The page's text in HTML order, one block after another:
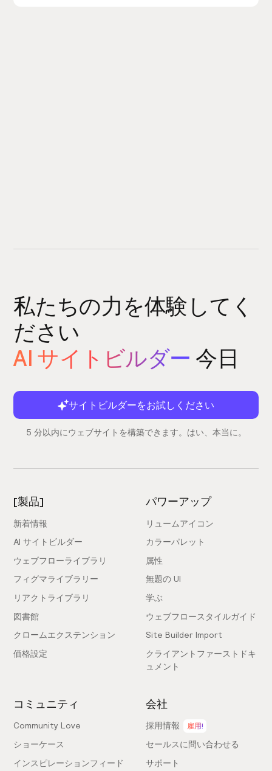
私たちの力を体験してく
ださい
AI サイトビルダー 今日
サイトビルダーをお試しください
5 分以内にウェブサイトを構築できます。はい、本当に。
[製品]
新着情報
AI サイトビルダー
ウェブフローライブラリ
フィグマライブラリー
リアクトライブラリ
図書館
クロームエクステンション
価格設定
パワーアップ
リュームアイコン
カラーパレット
属性
無題の UI
学ぶ
ウェブフロースタイルガイド
Site Builder Import
クライアントファーストドキ
ュメント
コミュニティ
Community Love
ショーケース
インスピレーションフィード
会社
採用情報 雇用!
セールスに問い合わせる
サポート